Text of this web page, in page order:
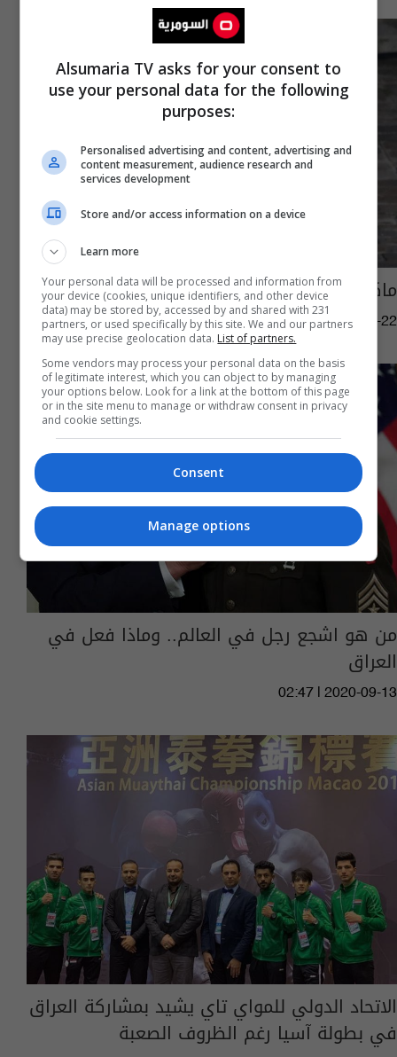
ماكرون: لن نتخلى عن الرسوم الكاريكاتورية
02:12 | 2020-10-22
من هو اشجع رجل في العالم.. وماذا فعل في
العراق
02:47 | 2020-09-13
الاتحاد الدولي للمواي تاي يشيد بمشاركة العراق
في بطولة آسيا رغم الظروف الصعبة
Alsumaria TV asks for your consent to
use your personal data for the following
purposes:
Personalised advertising and content, advertising and
content measurement, audience research and
services development
Store and/or access information on a device
Learn more
Your personal data will be processed and information from
your device (cookies, unique identifiers, and other device
data) may be stored by, accessed by and shared with 231
partners, or used specifically by this site. We and our partners
may use precise geolocation data. List of partners.
Some vendors may process your personal data on the basis
of legitimate interest, which you can object to by managing
your options below. Look for a link at the bottom of this page
or in the site menu to manage or withdraw consent in privacy
and cookie settings.
Consent
Manage options